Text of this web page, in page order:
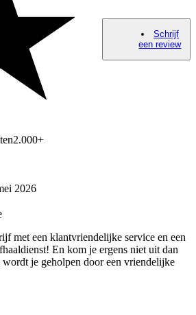
2.000+
Schrijf
een review
2026
met een klantvriendelijke service en een
En kom je ergens niet uit dan
wordt je geholpen door een vriendelijke